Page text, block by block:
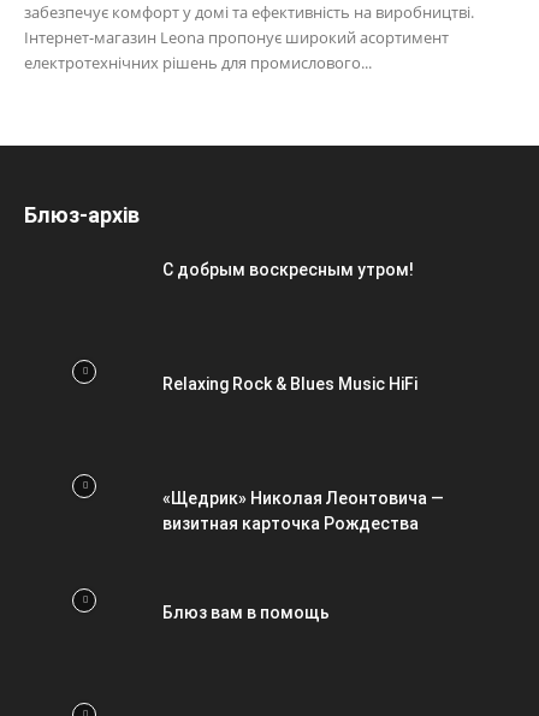
забезпечує комфорт у домі та ефективність на виробництві.
Інтернет-магазин Leona пропонує широкий асортимент
електротехнічних рішень для промислового...
Блюз-архів
С добрым воскресным утром!
Relaxing Rock & Blues Music HiFi
«Щедрик» Николая Леонтовича —
визитная карточка Рождества
Блюз вам в помощь